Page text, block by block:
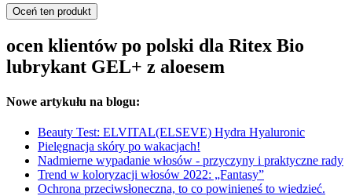
Oceń ten produkt
ocen klientów po polski dla Ritex Bio
lubrykant GEL+ z aloesem
Nowe artykułu na blogu:
Beauty Test: ELVITAL(ELSEVE) Hydra Hyaluronic
Pielęgnacja skóry po wakacjach!
Nadmierne wypadanie włosów - przyczyny i praktyczne rady
Trend w koloryzacji włosów 2022: „Fantasy”
Ochrona przeciwsłoneczna, to co powinieneś to wiedzieć.